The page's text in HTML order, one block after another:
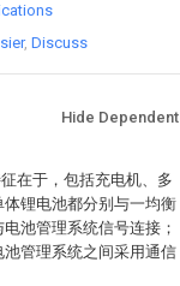
Discuss
Hide Dependent
在于，包括充电机、多
锂电池都分别与一均衡
池管理系统信号连接；
管理系统之间采用通信